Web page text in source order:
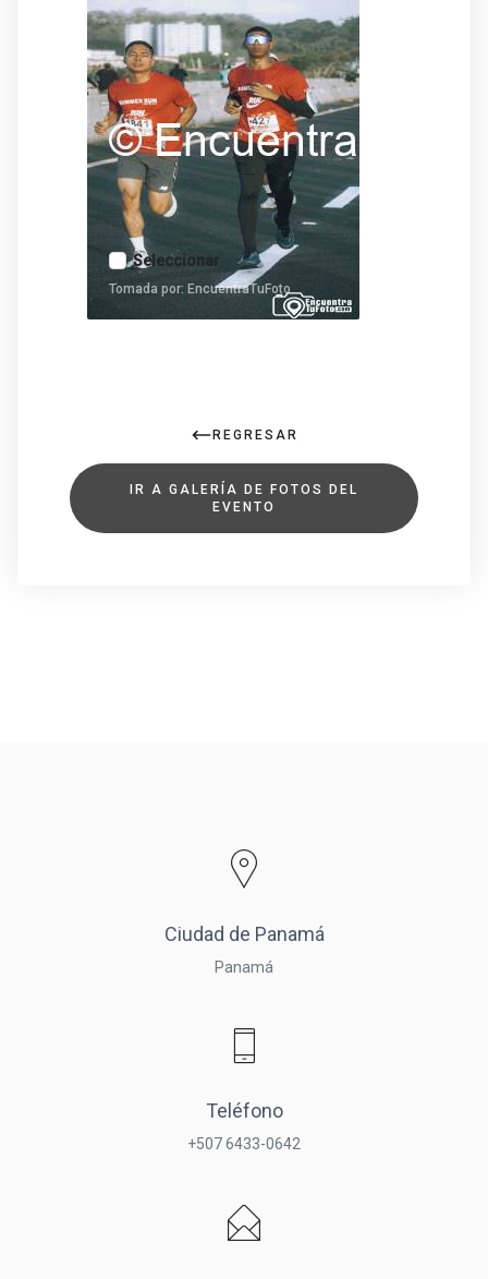
Seleccionar
Tomada por: EncuentraTuFoto
REGRESAR
IR A GALERÍA DE FOTOS DEL
EVENTO
Ciudad de Panamá
Panamá
Teléfono
+507 6433-0642